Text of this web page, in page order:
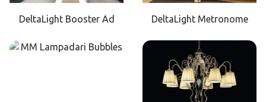
DeltaLight Booster Ad DeltaLight Metronome